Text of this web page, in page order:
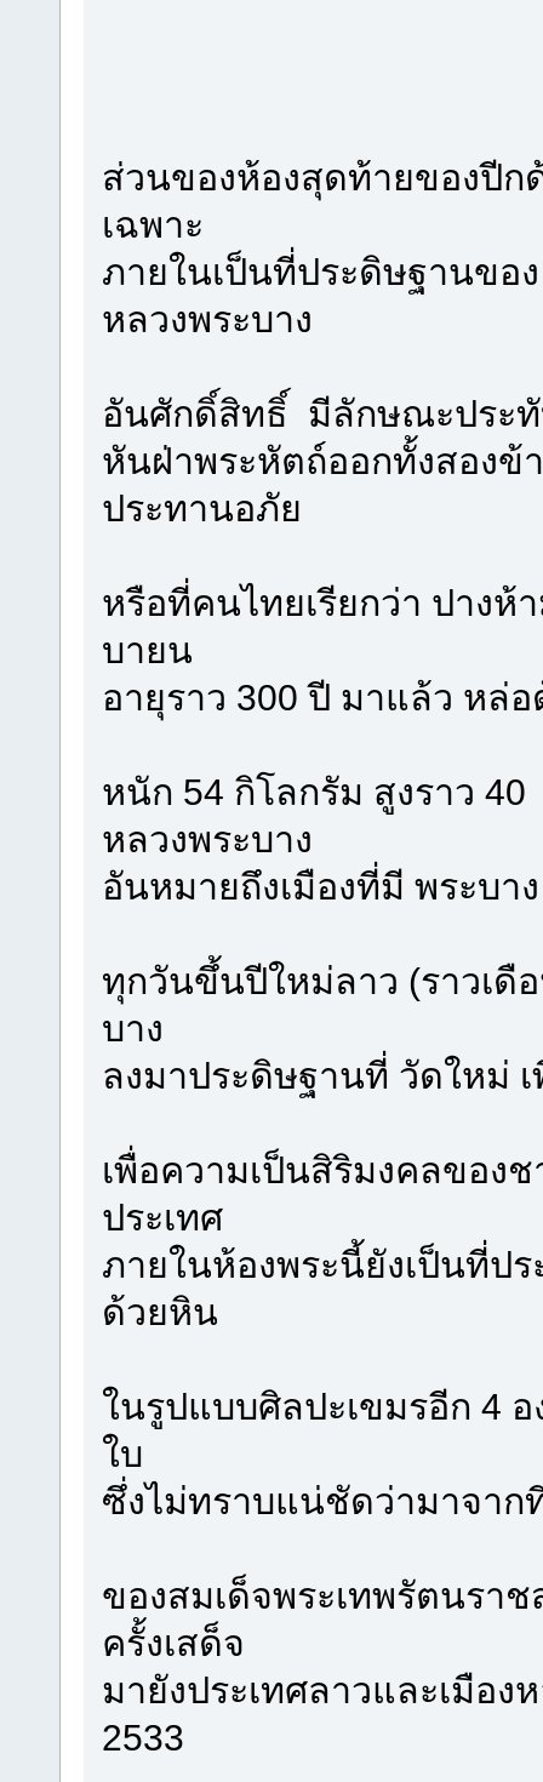
ส่วนของห้องสุดท้ายของปีก
เฉพาะ
ภายในเป็นที่ประดิษฐานของ
หลวงพระบาง
อันศักดิ์สิทธิ์ มีลักษณะประ
หันฝ่าพระหัตถ์ออกทั้งสองข้า
ประทานอภัย
หรือที่คนไทยเรียกว่า ปางห้
บายน
อายุราว 300 ปี มาแล้ว หล่
หนัก 54 กิโลกรัม สูงราว 40
หลวงพระบาง
อันหมายถึงเมืองที่มี พระบา
ทุกวันขึ้นปีใหม่ลาว (ราวเดื
บาง
ลงมาประดิษฐานที่ วัดใหม่
เพื่อความเป็นสิริมงคลของ
ประเทศ
ภายในห้องพระนี้ยังเป็นที่ป
ด้วยหิน
ในรูปแบบศิลปะเขมรอีก 4
ใบ
ซึ่งไม่ทราบแน่ชัดว่ามาจาก
ของสมเด็จพระเทพรัตนรา
ครั้งเสด็จ
มายังประเทศลาวและเมือง
2533